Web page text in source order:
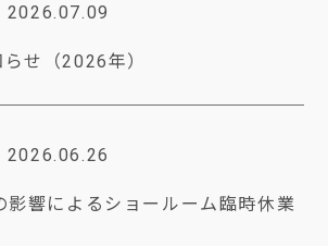
2026.07.09
せ（2026年）
2026.06.26
影響によるショールーム臨時休業